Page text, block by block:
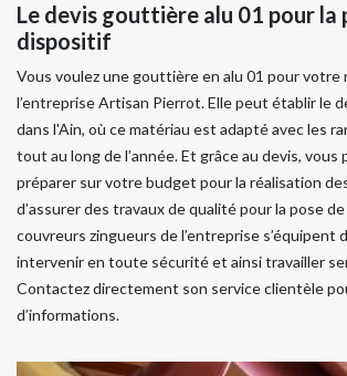
Le devis gouttière alu 01 pour la
dispositif
Vous voulez une gouttière en alu 01 pour votre
l’entreprise Artisan Pierrot. Elle peut établir le
dans l'Ain, où ce matériau est adapté avec les
tout au long de l’année. Et grâce au devis, vous
préparer sur votre budget pour la réalisation
d’assurer des travaux de qualité pour la pose
couvreurs zingueurs de l’entreprise s’équipent
intervenir en toute sécurité et ainsi travailler
Contactez directement son service clientèle
d’informations.